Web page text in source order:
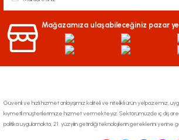
Mağazamıza ulaşabileceğiniz pazar
Güvenli ve hızlı hizmet anlayışımız kaliteli ve nitelikli ürün yelpazemiz,
kıymetli müşterilerimize hizmet vermekteyiz. Sektörümüzde iç dış
politika uygulamakta, 21. yüzyılın getirdiği teknolojilerin gereklerini yerine